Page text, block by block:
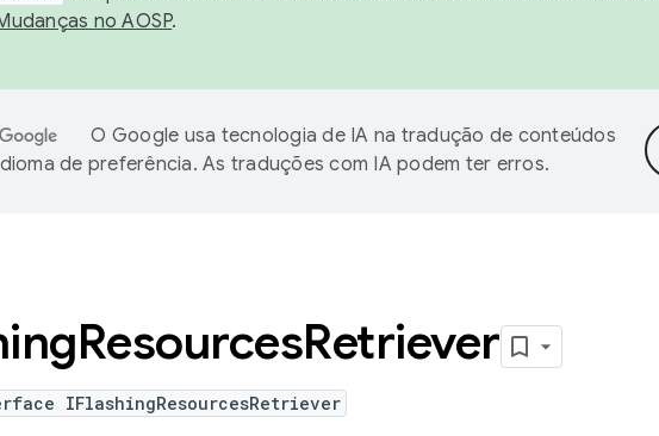
no AOSP.
O Google usa tecnologia de IA na tradução de conteúdos
de preferência. As traduções com IA podem ter erros.
ResourcesRetriever
IFlashingResourcesRetriever